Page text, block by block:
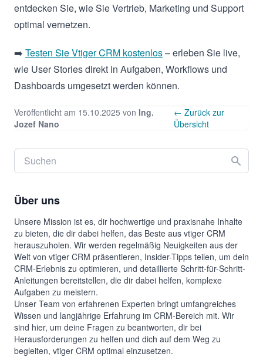
entdecken Sie, wie Sie Vertrieb, Marketing und Support
optimal vernetzen.
➡️ Testen Sie Vtiger CRM kostenlos– erleben Sie live,
wie User Stories direkt in Aufgaben, Workflows und
Dashboards umgesetzt werden können.
Veröffentlicht am 15.10.2025 von Ing.
Jozef Nano
← Zurück zur
Übersicht
Über uns
Unsere Mission ist es, dir hochwertige und praxisnahe Inhalte
zu bieten, die dir dabei helfen, das Beste aus vtiger CRM
herauszuholen. Wir werden regelmäßig Neuigkeiten aus der
Welt von vtiger CRM präsentieren, Insider-Tipps teilen, um dein
CRM-Erlebnis zu optimieren, und detaillierte Schritt-für-Schritt-
Anleitungen bereitstellen, die dir dabei helfen, komplexe
Aufgaben zu meistern.
Unser Team von erfahrenen Experten bringt umfangreiches
Wissen und langjährige Erfahrung im CRM-Bereich mit. Wir
sind hier, um deine Fragen zu beantworten, dir bei
Herausforderungen zu helfen und dich auf dem Weg zu
begleiten, vtiger CRM optimal einzusetzen.